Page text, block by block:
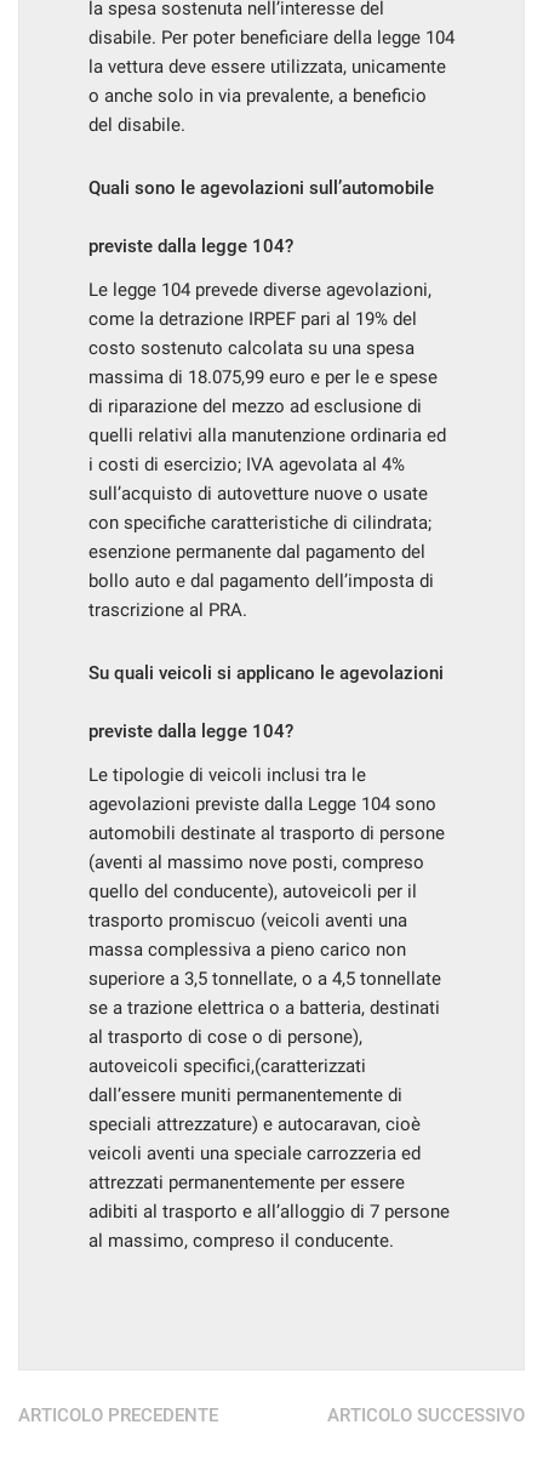
la spesa sostenuta nell’interesse del
disabile. Per poter beneficiare della legge 104
la vettura deve essere utilizzata, unicamente
o anche solo in via prevalente, a beneficio
del disabile.
Quali sono le agevolazioni sull’automobile
previste dalla legge 104?
Le legge 104 prevede diverse agevolazioni,
come la detrazione IRPEF pari al 19% del
costo sostenuto calcolata su una spesa
massima di 18.075,99 euro e per le e spese
di riparazione del mezzo ad esclusione di
quelli relativi alla manutenzione ordinaria ed
i costi di esercizio; IVA agevolata al 4%
sull’acquisto di autovetture nuove o usate
con specifiche caratteristiche di cilindrata;
esenzione permanente dal pagamento del
bollo auto e dal pagamento dell’imposta di
trascrizione al PRA.
Su quali veicoli si applicano le agevolazioni
previste dalla legge 104?
Le tipologie di veicoli inclusi tra le
agevolazioni previste dalla Legge 104 sono
automobili destinate al trasporto di persone
(aventi al massimo nove posti, compreso
quello del conducente), autoveicoli per il
trasporto promiscuo (veicoli aventi una
massa complessiva a pieno carico non
superiore a 3,5 tonnellate, o a 4,5 tonnellate
se a trazione elettrica o a batteria, destinati
al trasporto di cose o di persone),
autoveicoli specifici,(caratterizzati
dall’essere muniti permanentemente di
speciali attrezzature) e autocaravan, cioè
veicoli aventi una speciale carrozzeria ed
attrezzati permanentemente per essere
adibiti al trasporto e all’alloggio di 7 persone
al massimo, compreso il conducente.
ARTICOLO PRECEDENTE ARTICOLO SUCCESSIVO